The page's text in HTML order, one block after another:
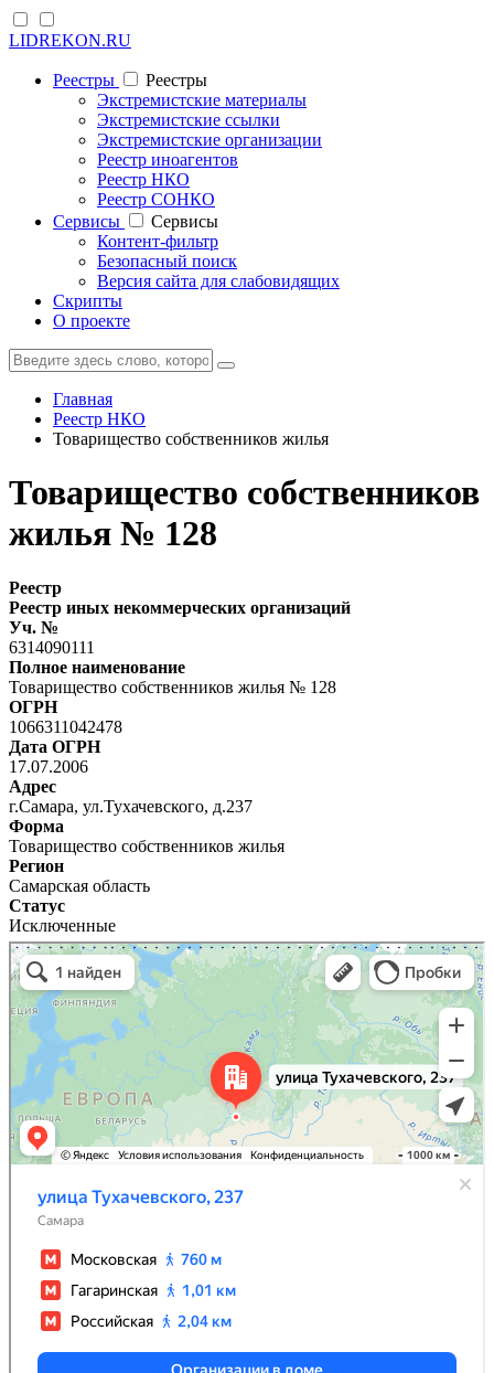
LIDREKON.RU
Реестры
Реестры
Экстремистские материалы
Экстремистские ссылки
Экстремистские организации
Реестр иноагентов
Реестр НКО
Реестр СОНКО
Cервисы
Cервисы
Контент-фильтр
Безопасный поиск
Версия сайта для слабовидящих
Скрипты
О проекте
Главная
Реестр НКО
Товарищество собственников жилья
Товарищество собственников
жилья № 128
Реестр
Реестр иных некоммерческих организаций
Уч. №
6314090111
Полное наименование
Товарищество собственников жилья № 128
ОГРН
1066311042478
Дата ОГРН
17.07.2006
Адрес
г.Самара, ул.Тухачевского, д.237
Форма
Товарищество собственников жилья
Регион
Самарская область
Статус
Исключенные